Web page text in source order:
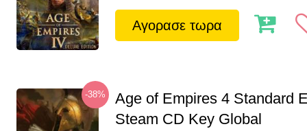
Αγορασε τωρα
-38%
Age of Empires 4 Standard
Steam CD Key Global